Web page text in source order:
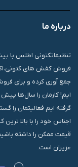
درباره ما
فروش کفش های
جمع آوری کرده و برای
ایم! کارمان را سال‌ها
گرفته ایم فعالیتمان
اجناس خود را با بالا
قیمت ممکن را داشته
عزیزان است.